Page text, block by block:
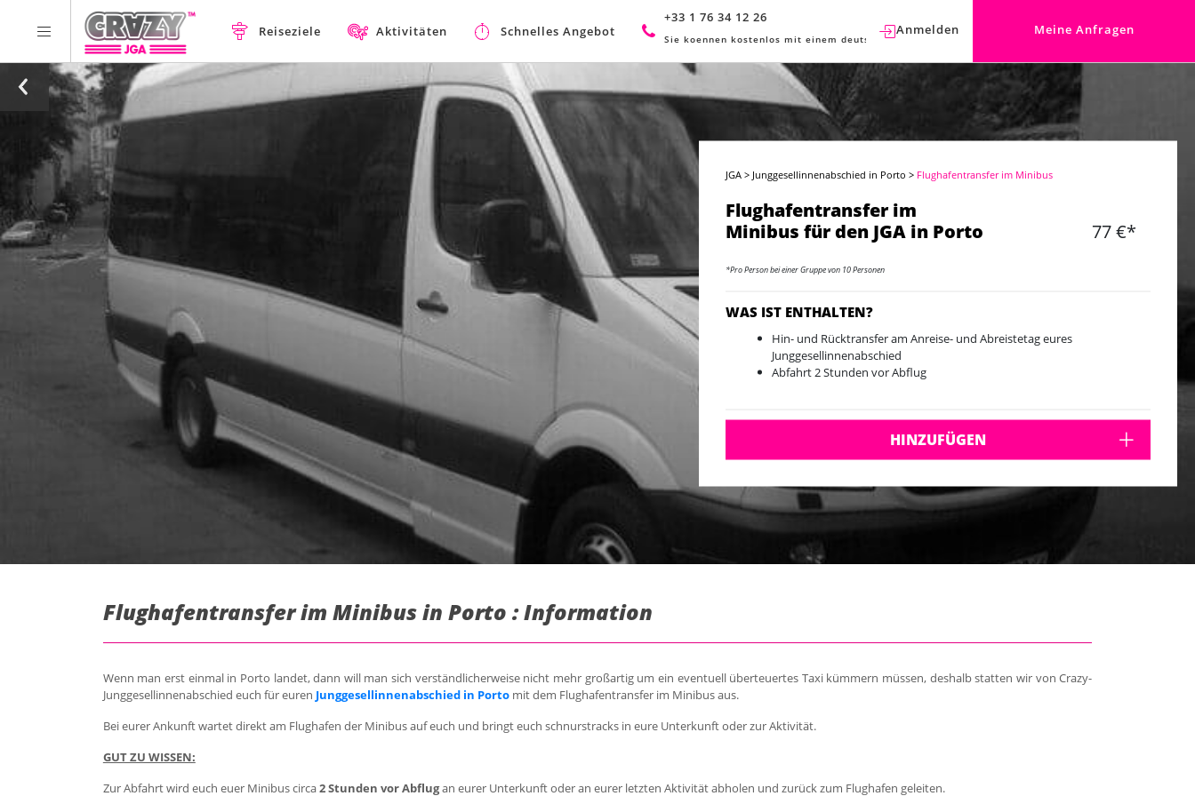
Reiseziele Aktivitäten Schnelles Angebot
+33 1 76 34 12 26
Sie koennen kostenlos mit einem deutschen Berater sprechen.
Anmelden Meine Anfragen
JGA > Junggesellinnenabschied in Porto > Flughafentransfer im Minibus
Flughafentransfer im
Minibus für den JGA in Porto
77 €*
*Pro Person bei einer Gruppe von 10 Personen
WAS IST ENTHALTEN?
Hin- und Rücktransfer am Anreise- und Abreistetag eures
Junggesellinnenabschied
Abfahrt 2 Stunden vor Abflug
HINZUFÜGEN
Flughafentransfer im Minibus in Porto : Information
Wenn man erst einmal in Porto landet, dann will man sich verständlicherweise nicht mehr großartig um ein eventuell überteuertes Taxi kümmern müssen, deshalb statten wir von Crazy-
Junggesellinnenabschied euch für euren Junggesellinnenabschied in Portomit dem Flughafentransfer im Minibus aus.
Bei eurer Ankunft wartet direkt am Flughafen der Minibus auf euch und bringt euch schnurstracks in eure Unterkunft oder zur Aktivität.
GUT ZU WISSEN:
Zur Abfahrt wird euch euer Minibus circa2 Stunden vor Abflugan eurer Unterkunft oder an eurer letzten Aktivität abholen und zurück zum Flughafen geleiten.